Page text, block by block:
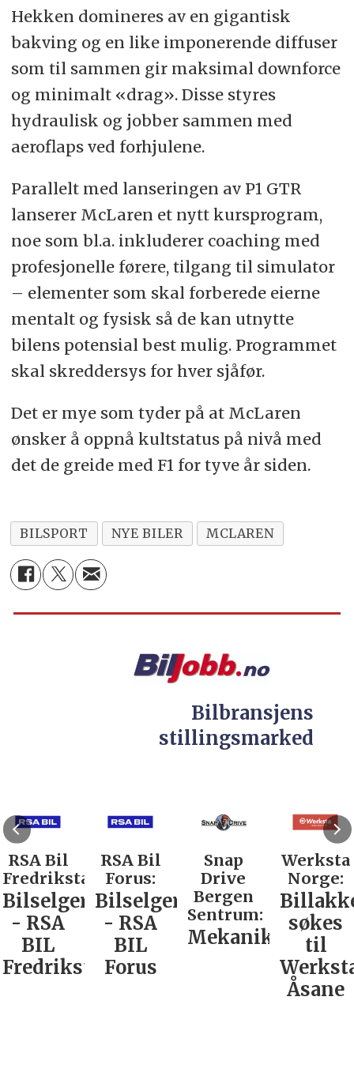
Hekken domineres av en gigantisk
bakving og en like imponerende diffuser
som til sammen gir maksimal downforce
og minimalt «drag». Disse styres
hydraulisk og jobber sammen med
aeroflaps ved forhjulene.
Parallelt med lanseringen av P1 GTR
lanserer McLaren et nytt kursprogram,
noe som bl.a. inkluderer coaching med
profesjonelle førere, tilgang til simulator
– elementer som skal forberede eierne
mentalt og fysisk så de kan utnytte
bilens potensial best mulig. Programmet
skal skreddersys for hver sjåfør.
Det er mye som tyder på at McLaren
ønsker å oppnå kultstatus på nivå med
det de greide med F1 for tyve år siden.
BILSPORT NYE BILER MCLAREN
Bilbransjens
stillingsmarked
RSA Bil
Fredrikstad:
Bilselger
- RSA
BIL
Fredrikstad
RSA Bil
Forus:
Bilselger
- RSA
BIL
Forus
Snap
Drive
Bergen
Sentrum:
Mekaniker
Werksta
Norge:
søkes
til
Åsane